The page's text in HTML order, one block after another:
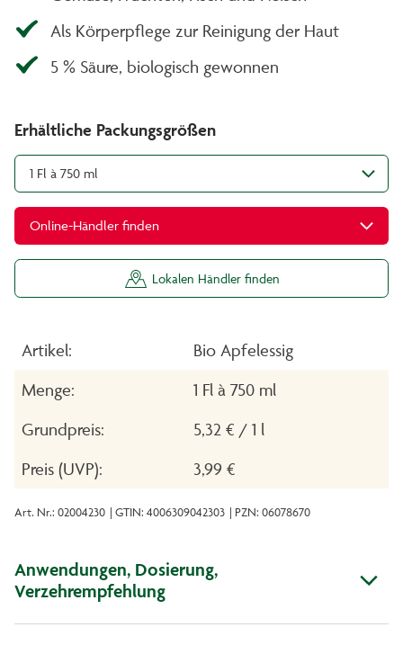
Als Körperpflege zur Reinigung der Haut
5 % Säure, biologisch gewonnen
Erhältliche Packungsgrößen
1 Fl à 750 ml
Online-Händler finden
Lokalen Händler finden
Artikel:
Bio Apfelessig
Menge:
1 Fl à 750 ml
Grundpreis:
5,32 € / 1 l
Preis (UVP):
3,99 €
Art. Nr.: 02004230 | GTIN: 4006309042303 | PZN: 06078670
Anwendungen, Dosierung,
Verzehrempfehlung